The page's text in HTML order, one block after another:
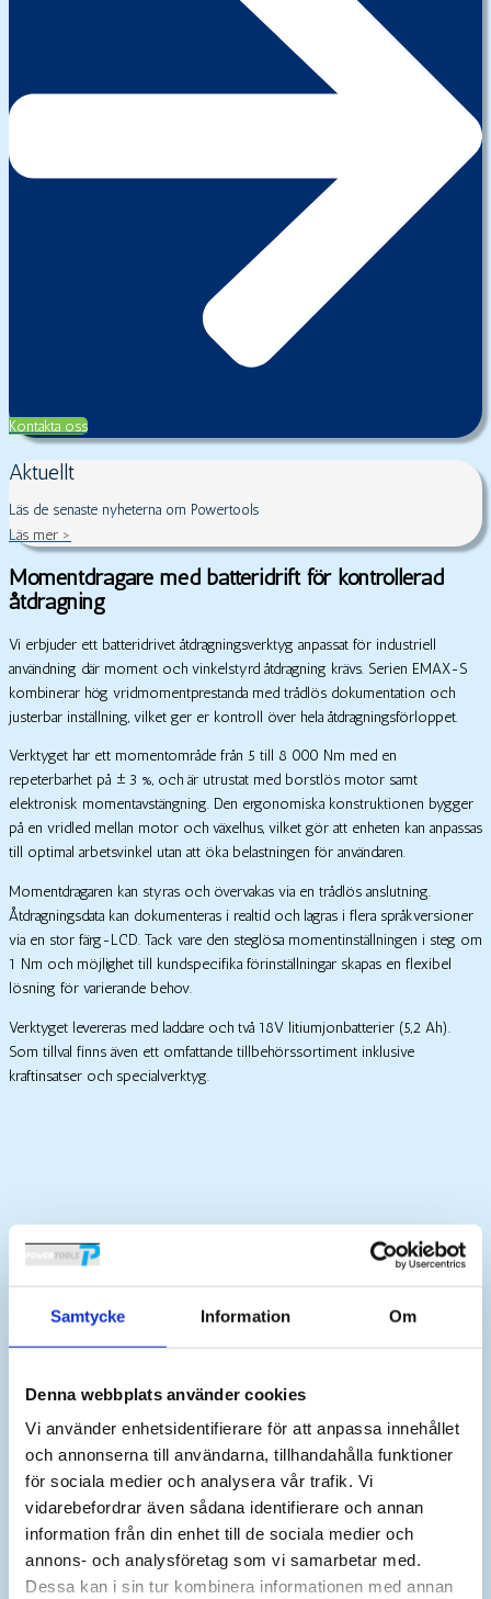
Samtycke Information Om
Denna webbplats använder cookies
Vi använder enhetsidentifierare för att anpassa innehållet
och annonserna till användarna, tillhandahålla funktioner
för sociala medier och analysera vår trafik. Vi
vidarebefordrar även sådana identifierare och annan
information från din enhet till de sociala medier och
annons- och analysföretag som vi samarbetar med.
Dessa kan i sin tur kombinera informationen med annan
Kontakta oss
Aktuellt
Läs de senaste nyheterna om Powertools
Läs mer >
Momentdragare med batteridrift för kontrollerad
åtdragning
Vi erbjuder ett batteridrivet åtdragningsverktyg anpassat för industriell
användning där moment och vinkelstyrd åtdragning krävs. Serien EMAX-S
kombinerar hög vridmomentprestanda med trådlös dokumentation och
justerbar inställning, vilket ger er kontroll över hela åtdragningsförloppet.
Verktyget har ett momentområde från 5 till 8 000 Nm med en
repeterbarhet på ±3 %, och är utrustat med borstlös motor samt
elektronisk momentavstängning. Den ergonomiska konstruktionen bygger
på en vridled mellan motor och växelhus, vilket gör att enheten kan anpassas
till optimal arbetsvinkel utan att öka belastningen för användaren.
Momentdragaren kan styras och övervakas via en trådlös anslutning.
Åtdragningsdata kan dokumenteras i realtid och lagras i flera språkversioner
via en stor färg-LCD. Tack vare den steglösa momentinställningen i steg om
1 Nm och möjlighet till kundspecifika förinställningar skapas en flexibel
lösning för varierande behov.
Verktyget levereras med laddare och två 18V litiumjonbatterier (5,2 Ah).
Som tillval finns även ett omfattande tillbehörssortiment inklusive
kraftinsatser och specialverktyg.
Teknisk översikt:
Max
(Nm)
Totalhöjd
(mm)
batteri (kg)
(rpm)
EMAX5 200 262 3,2
EMAX10 450 262 3,2 76,0
EMAX20 800 262 4,6 48,0